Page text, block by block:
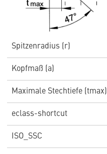
Spitzenradius (r)
Kopfmaß (a)
Maximale Stechtiefe (tmax)
eclass-shortcut
ISO_SSC